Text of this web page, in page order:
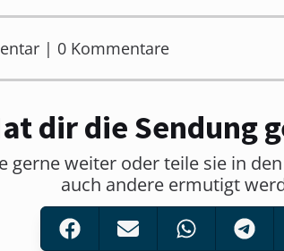
| 0 Kommentare
dir die Sendung
gerne weiter oder teile sie in
auch andere ermutigt